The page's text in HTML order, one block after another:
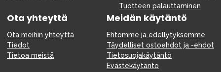
Tuotteen palauttaminen
Ota yhteyttä
Ota meihin yhteyttä
Tiedot
Tietoa meistä
Meidän käytäntö
Ehtomme ja edellytyksemme
Täydelliset ostoehdot ja -ehdot
Tietosuojakäytäntö
Evästekäytäntö